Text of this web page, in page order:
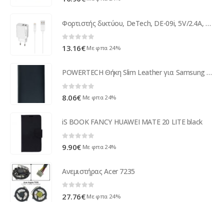
Φορτιστής δικτύου, DeTech, DE-09i, 5V/2.4A, 220V, Universal, 2 x USB, καλώδιο Lightning, 1.0m, λευκό - 14142
0 out of 5
13.16€ Με φπα 24%
POWERTECH Θήκη Slim Leather για Samsung A5 2018, μαύρη
0 out of 5
8.06€ Με φπα 24%
iS BOOK FANCY HUAWEI MATE 20 LITE black
9.90€ Με φπα 24%
Ανεμιστήρας Acer 7235
27.76€ Με φπα 24%